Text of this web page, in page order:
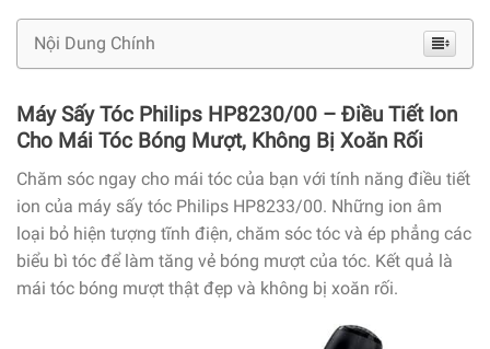
Nội Dung Chính
Máy Sấy Tóc Philips HP8230/00 – Điều Tiết Ion
Cho Mái Tóc Bóng Mượt, Không Bị Xoăn Rối
Chăm sóc ngay cho mái tóc của bạn với tính năng điều tiết
ion của máy sấy tóc Philips HP8233/00. Những ion âm
loại bỏ hiện tượng tĩnh điện, chăm sóc tóc và ép phẳng các
biểu bì tóc để làm tăng vẻ bóng mượt của tóc. Kết quả là
mái tóc bóng mượt thật đẹp và không bị xoăn rối.